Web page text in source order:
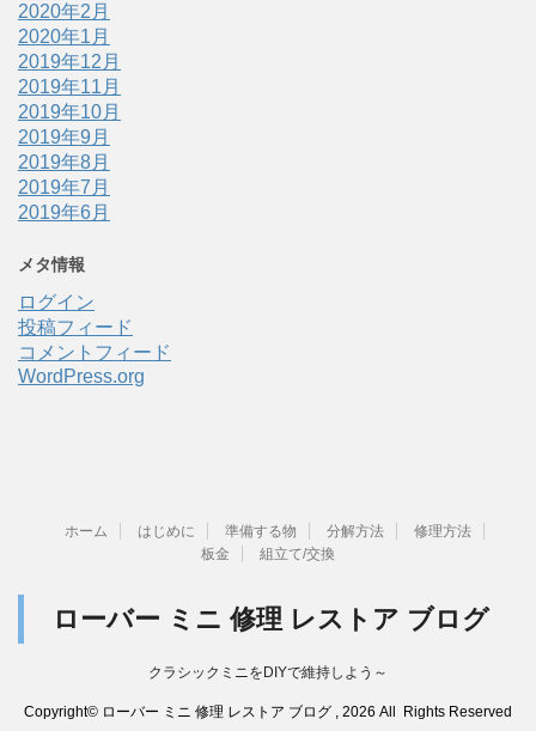
2020年2月
2020年1月
2019年12月
2019年11月
2019年10月
2019年9月
2019年8月
2019年7月
2019年6月
メタ情報
ログイン
投稿フィード
コメントフィード
WordPress.org
ホーム はじめに 準備する物 分解方法
修理方法
板金
組立て/交換
ローバー ミニ 修理 レストア ブログ
クラシックミニをDIYで維持しよう～
Copyright© ローバー ミニ 修理 レストア ブログ , 2026 All Rights Reserved